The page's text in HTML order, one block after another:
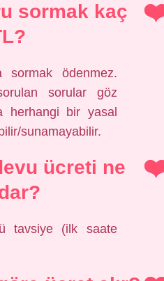
sormak kaç
sormak ödenmez.
sorular göz
herhangi bir yasal
sunamayabilir.
ücreti ne
tavsiye (ilk saate